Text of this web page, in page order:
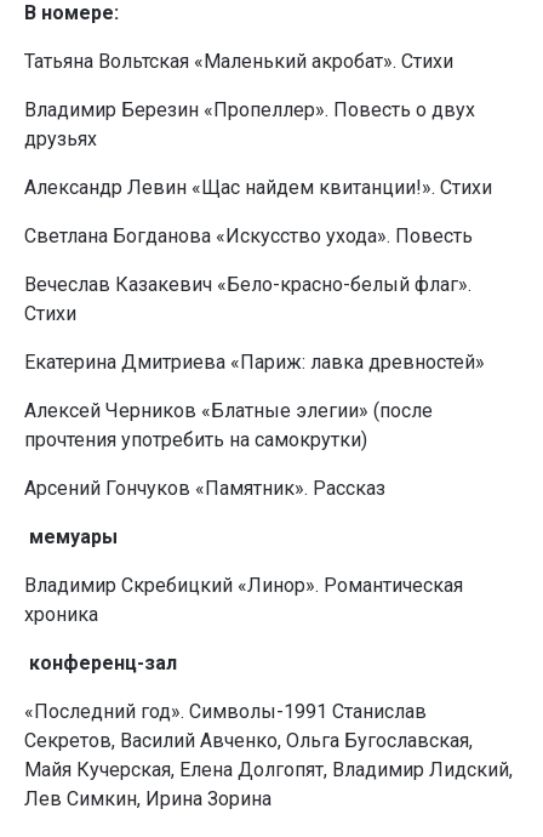
В номере:
Татьяна Вольтская «Маленький акробат». Стихи
Владимир Березин «Пропеллер». Повесть о двух
друзьях
Александр Левин «Щас найдем квитанции!». Стихи
Светлана Богданова «Искусство ухода». Повесть
Вечеслав Казакевич «Бело-красно-белый флаг».
Стихи
Екатерина Дмитриева «Париж: лавка древностей»
Алексей Черников «Блатные элегии» (после
прочтения употребить на самокрутки)
Арсений Гончуков «Памятник». Рассказ
мемуары
Владимир Скребицкий «Линор». Романтическая
хроника
конференц-зал
«Последний год». Символы-1991 Станислав
Секретов, Василий Авченко, Ольга Бугославская,
Майя Кучерская, Елена Долгопят, Владимир Лидский,
Лев Симкин, Ирина Зорина